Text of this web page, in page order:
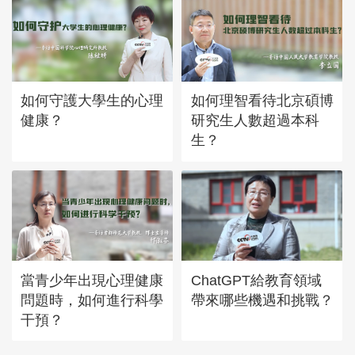
如何守護大學生的心理
健康？
如何理智看待北京碩博
研究生人數超過本科
生？
當青少年出現心理健康
問題時，如何進行科學
干預？
ChatGPT給教育領域
帶來哪些機遇和挑戰？